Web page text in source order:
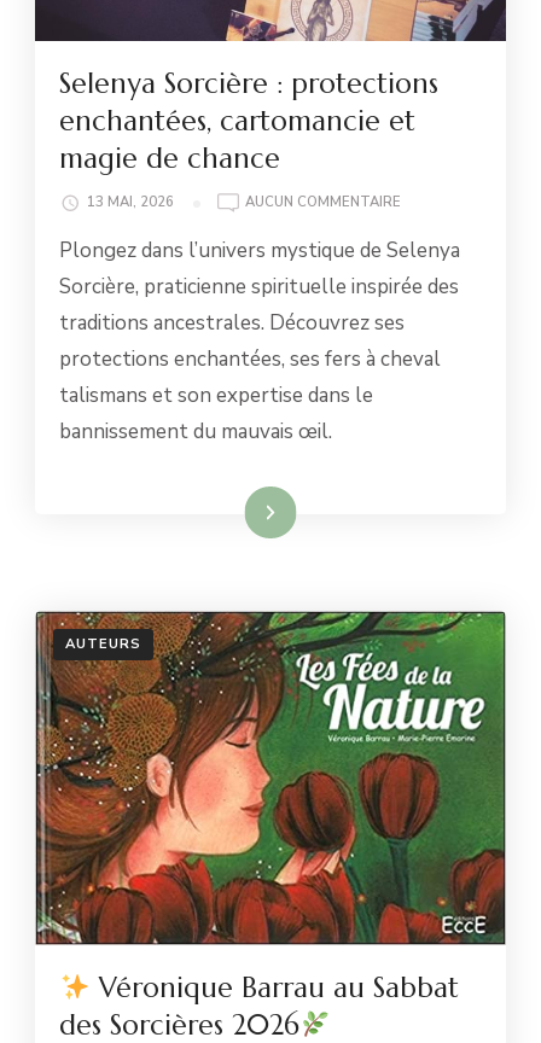
Selenya Sorcière : protections
enchantées, cartomancie et
magie de chance
13 MAI, 2026 AUCUN COMMENTAIRE
:
PROTECTIONS
ENCHANTÉES,
CARTOMANCIE
MAGIE
Plongez dans l’univers mystique de Selenya
Sorcière, praticienne spirituelle inspirée des
traditions ancestrales. Découvrez ses
protections enchantées, ses fers à cheval
talismans et son expertise dans le
bannissement du mauvais œil.
Lire la suite
AUTEURS
Véronique Barrau au Sabbat
des Sorcières 2026